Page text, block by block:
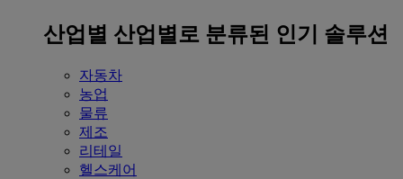
산업별 산업별로 분류된 인기 솔루션
자동차
농업
물류
제조
리테일
헬스케어